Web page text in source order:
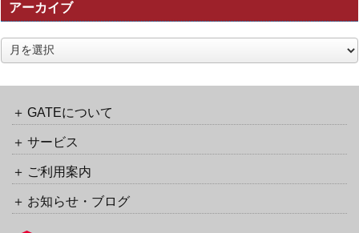
ト
ラ
ッ
ク
ッ
URL
アーカイブ
ア
ー
GATEについて
サービス
ご利用案内
お知らせ・ブログ